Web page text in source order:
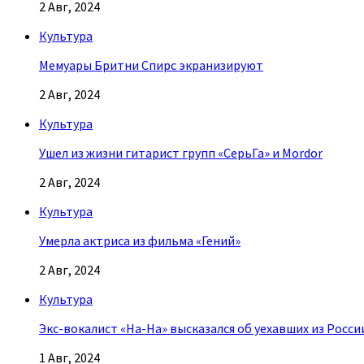
2 Авг, 2024
Культура
Мемуары Бритни Спирс экранизируют
2 Авг, 2024
Культура
Ушел из жизни гитарист групп «СерьГа» и Mordor
2 Авг, 2024
Культура
Умерла актриса из фильма «Гений»
2 Авг, 2024
Культура
Экс-вокалист «На-На» высказался об уехавших из
1 Авг, 2024